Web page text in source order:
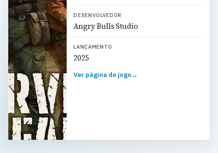
DESENVOLVEDOR
Angry Bulls Studio
LANÇAMENTO
2025
Ver página do jogo→